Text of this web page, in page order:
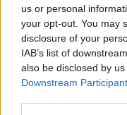
us or personal
your opt-out. You may
disclosure of your
IAB’s list of
also be disclosed by
Downstream
AHOL A
OTT NINCS
Egyensúly_2022•2020. július